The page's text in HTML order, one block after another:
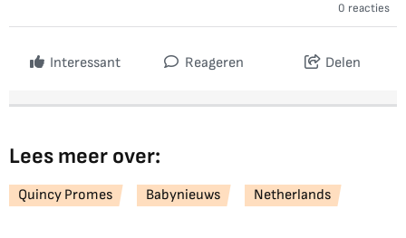
0 reacties
Interessant Reageren Delen
Lees meer over:
Quincy Promes Babynieuws Netherlands